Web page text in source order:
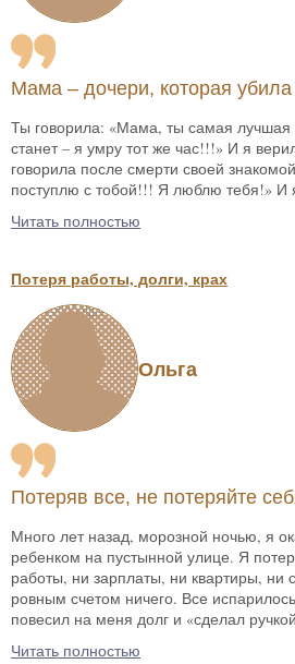
Мама – дочери, которая убила
Ты говорила: «Мама, ты самая
станет – я умру тот же час!!!» И я
говорила после смерти своей
поступлю с тобой!!! Я люблю тебя!» И
Читать полностью
Потеря работы, долги, крах
Ольга
Потеряв все, не потеряйте
Много лет назад, морозной ночью, я
ребенком на пустынной улице. Я
работы, ни зарплаты, ни квартиры, ни
ровным счетом ничего. Все
повесил на меня долг и «сделал
Читать полностью